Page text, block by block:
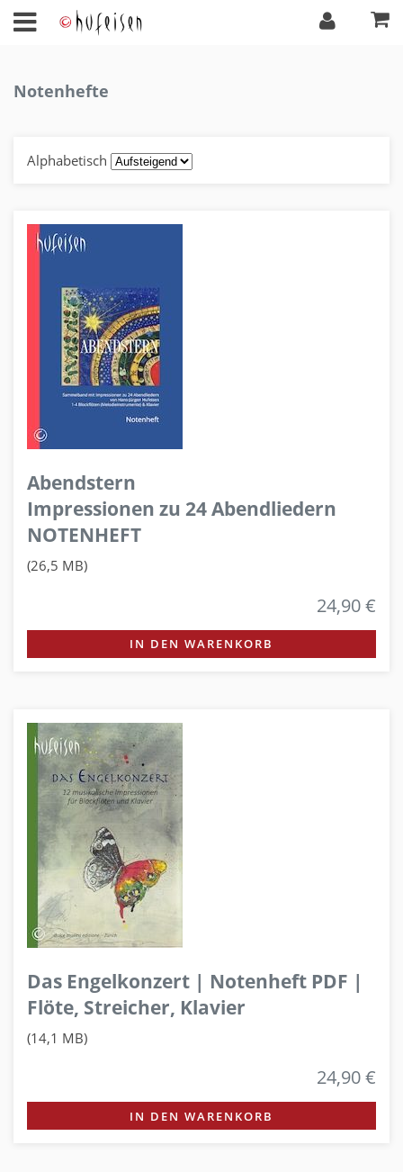
Notenhefte
Alphabetisch
Abendstern
Impressionen zu 24 Abendliedern
NOTENHEFT
(26,5 MB)
24,90 €
IN DEN WARENKORB
Das Engelkonzert | Notenheft PDF |
Flöte, Streicher, Klavier
(14,1 MB)
24,90 €
IN DEN WARENKORB